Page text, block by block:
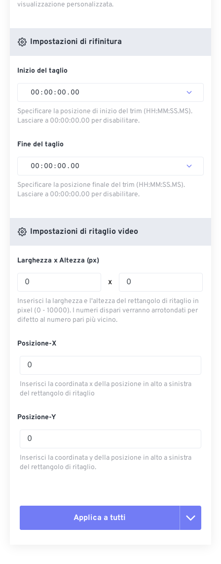
visualizzazione personalizzata.
Impostazioni di rifinitura
Inizio del taglio
00 : 00 : 00 . 00
Specificare la posizione di inizio del trim (HH:MM:SS.MS).
Lasciare a 00:00:00.00 per disabilitare.
Fine del taglio
00 : 00 : 00 . 00
Specificare la posizione finale del trim (HH:MM:SS.MS).
Lasciare a 00:00:00.00 per disabilitare.
Impostazioni di ritaglio video
Larghezza x Altezza (px)
x
Inserisci la larghezza e l'altezza del rettangolo di ritaglio in
pixel (0 - 10000). I numeri dispari verranno arrotondati per
difetto al numero pari più vicino.
Posizione-X
Inserisci la coordinata x della posizione in alto a sinistra
del rettangolo di ritaglio
Posizione-Y
Inserisci la coordinata y della posizione in alto a sinistra
del rettangolo di ritaglio.
Applica a tutti